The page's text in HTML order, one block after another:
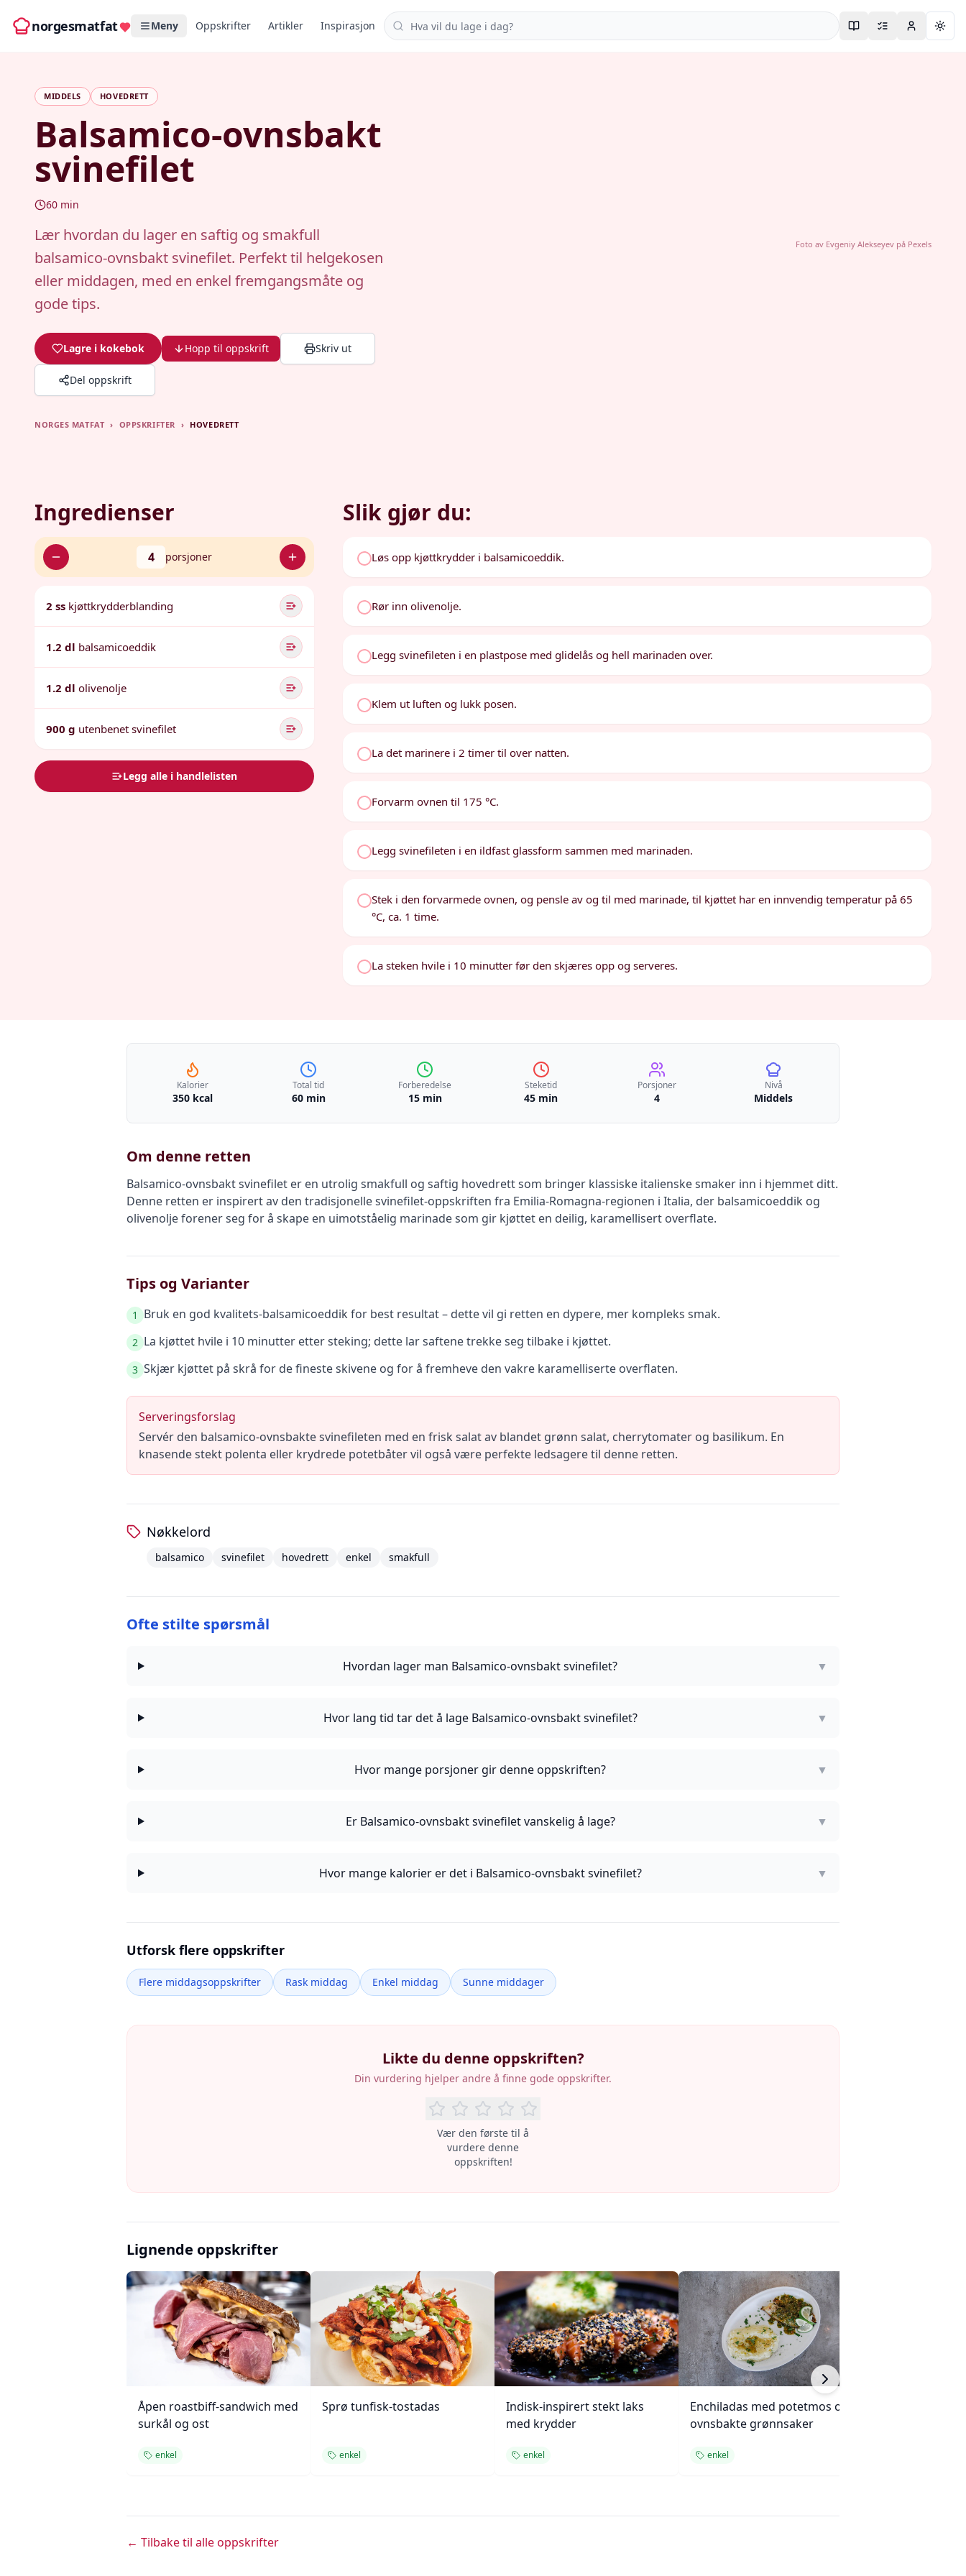
norgesmatfat Meny Oppskrifter Artikler Inspirasjon Søk i oppskrifter
MIDDELS HOVEDRETT
Balsamico-ovnsbakt
svinefilet
60 min
Lær hvordan du lager en saftig og smakfull
balsamico-ovnsbakt svinefilet. Perfekt til helgekosen
eller middagen, med en enkel fremgangsmåte og
gode tips.
Lagre i kokebok Hopp til oppskrift Skriv ut
Del oppskrift
Foto av Evgeniy Alekseyevpå Pexels
NORGES MATFAT › OPPSKRIFTER › HOVEDRETT
Ingredienser
4 porsjoner
2 ss kjøttkrydderblanding
1.2 dl balsamicoeddik
1.2 dl olivenolje
900 g utenbenet svinefilet
Legg alle i handlelisten
Slik gjør du:
Løs opp kjøttkrydder i balsamicoeddik.
Rør inn olivenolje.
Legg svinefileten i en plastpose med glidelås og hell marinaden over.
Klem ut luften og lukk posen.
La det marinere i 2 timer til over natten.
Forvarm ovnen til 175 °C.
Legg svinefileten i en ildfast glassform sammen med marinaden.
Stek i den forvarmede ovnen, og pensle av og til med marinade, til kjøttet har en innvendig temperatur på 65
°C, ca. 1 time.
La steken hvile i 10 minutter før den skjæres opp og serveres.
Kalorier
350 kcal
Total tid
60 min
Forberedelse
15 min
Steketid
45 min
Porsjoner
4
Nivå
Middels
Om denne retten
Balsamico-ovnsbakt svinefilet er en utrolig smakfull og saftig hovedrett som bringer klassiske italienske smaker inn i hjemmet ditt.
Denne retten er inspirert av den tradisjonelle svinefilet-oppskriften fra Emilia-Romagna-regionen i Italia, der balsamicoeddik og
olivenolje forener seg for å skape en uimotståelig marinade som gir kjøttet en deilig, karamellisert overflate.
Tips og Varianter
1 Bruk en god kvalitets-balsamicoeddik for best resultat – dette vil gi retten en dypere, mer kompleks smak.
2 La kjøttet hvile i 10 minutter etter steking; dette lar saftene trekke seg tilbake i kjøttet.
3 Skjær kjøttet på skrå for de fineste skivene og for å fremheve den vakre karamelliserte overflaten.
Serveringsforslag
Servér den balsamico-ovnsbakte svinefileten med en frisk salat av blandet grønn salat, cherrytomater og basilikum. En
knasende stekt polenta eller krydrede potetbåter vil også være perfekte ledsagere til denne retten.
Nøkkelord
balsamico svinefilet hovedrett enkel smakfull
Ofte stilte spørsmål
Hvordan lager man Balsamico-ovnsbakt svinefilet? ▼
Hvor lang tid tar det å lage Balsamico-ovnsbakt svinefilet? ▼
Hvor mange porsjoner gir denne oppskriften? ▼
Er Balsamico-ovnsbakt svinefilet vanskelig å lage? ▼
Hvor mange kalorier er det i Balsamico-ovnsbakt svinefilet? ▼
Utforsk flere oppskrifter
Flere middagsoppskrifter Rask middag Enkel middag Sunne middager
Likte du denne oppskriften?
Din vurdering hjelper andre å finne gode oppskrifter.
Vær den første til å
vurdere denne
oppskriften!
Lignende oppskrifter
Åpen roastbiff-sandwich med
surkål og ost
enkel
Sprø tunfisk-tostadas
enkel
Indisk-inspirert stekt laks
med krydder
enkel
Enchiladas med potetmos og
ovnsbakte grønnsaker
enkel
← Tilbake til alle oppskrifter